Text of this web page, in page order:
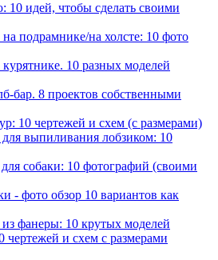
10 идей, чтобы сделать своими
подрамнике/на холсте: 10 фото
10 разных моделей
бар. 8 проектов собственными
10 чертежей и схем (с размерами)
выпиливания лобзиком: 10
собаки: 10 фотографий (своими
- фото обзор 10 вариантов как
из фанеры: 10 крутых моделей
чертежей и схем с размерами